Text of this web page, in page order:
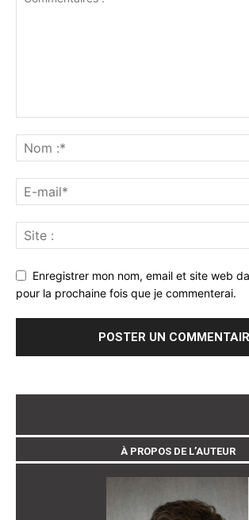
Enregistrer mon nom, email et site web
pour la prochaine fois que je commenterai.
À PROPOS DE L’AUTEUR